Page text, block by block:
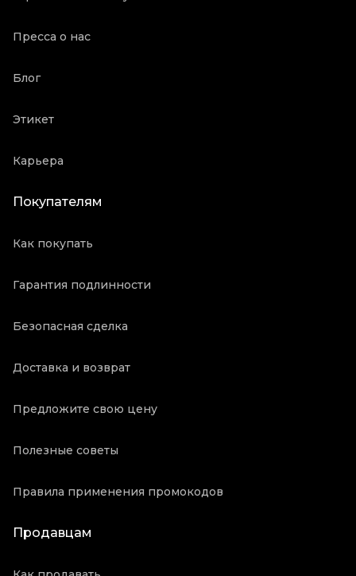
Пресса о нас
Блог
Этикет
Карьера
Покупателям
Как покупать
Гарантия подлинности
Безопасная сделка
Доставка и возврат
Предложите свою цену
Полезные советы
Правила применения промокодов
Продавцам